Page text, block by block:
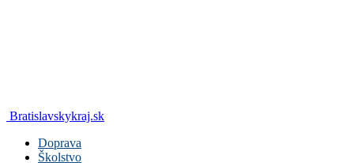
Bratislavskykraj.sk
Doprava
Školstvo